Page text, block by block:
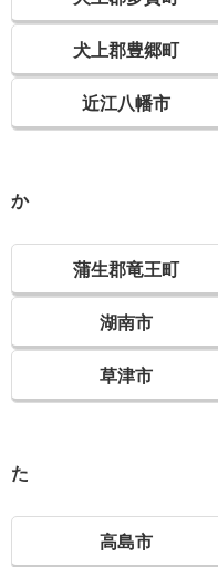
犬上郡豊郷町
近江八幡市
か
蒲生郡竜王町
湖南市
草津市
た
高島市